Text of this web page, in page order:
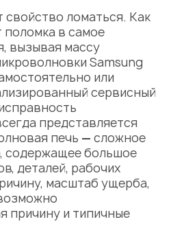
ломаться. Как
поломка в самое
вызывая массу
Samsung
или
сервисный
представляется
печь — сложное
содержащее большое
деталей, рабочих
масштаб ущерба,
причину и типичные